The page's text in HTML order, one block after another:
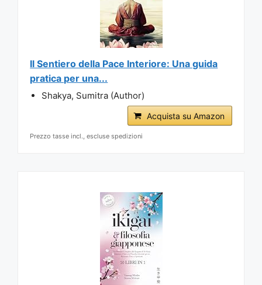
Il Sentiero della Pace Interiore: Una guida
pratica per una...
Shakya, Sumitra (Author)
Acquista su Amazon
Prezzo tasse incl., escluse spedizioni